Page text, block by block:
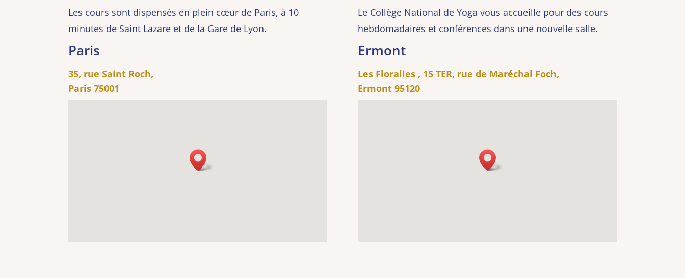
Les cours sont dispensés en plein cœur de Paris, à 10
minutes de Saint Lazare et de la Gare de Lyon.
Paris
35, rue Saint Roch,
Paris75001
Le Collège National de Yoga vous accueille pour des cours
hebdomadaires et conférences dans une nouvelle salle.
Ermont
Les Floralies , 15 TER, rue de Maréchal Foch,
Ermont 95120